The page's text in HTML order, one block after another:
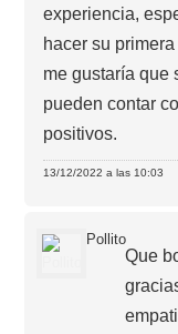
experiencia,
hacer su
me gustaría que
pueden contar
positivos.
13/12/2022 a las 10:03
Pollito
Que